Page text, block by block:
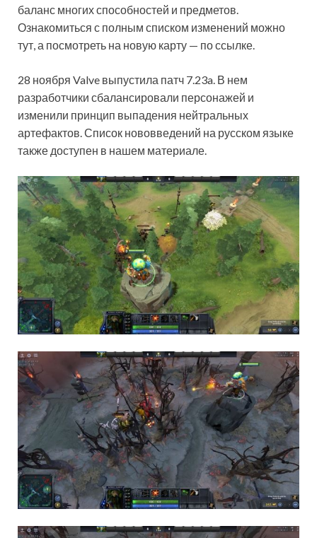
баланс многих способностей и предметов.
Ознакомиться с полным списком изменений можно
тут, а посмотреть на новую карту — по ссылке.
28 ноября Valve выпустила патч 7.23a. В нем
разработчики сбалансировали персонажей и
изменили принцип выпадения нейтральных
артефактов. Список нововведений на русском языке
также доступен в нашем материале.